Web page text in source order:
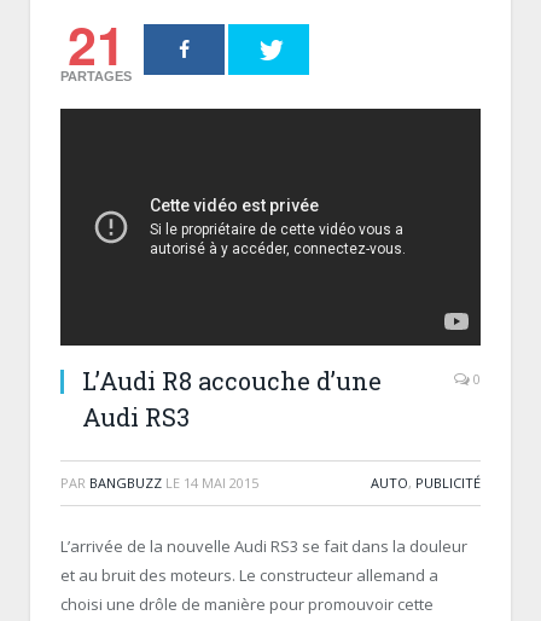
21
PARTAGES
L’Audi R8 accouche d’une
Audi RS3
0
PAR BANGBUZZ LE 14 MAI 2015 AUTO, PUBLICITÉ
L’arrivée de la nouvelle Audi RS3 se fait dans la douleur
et au bruit des moteurs. Le constructeur allemand a
choisi une drôle de manière pour promouvoir cette